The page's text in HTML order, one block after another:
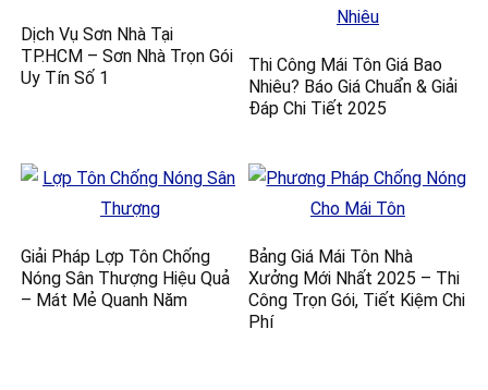
Dịch Vụ Sơn Nhà Tại
TP.HCM – Sơn Nhà Trọn Gói
Uy Tín Số 1
Thi Công Mái Tôn Giá Bao
Nhiêu? Báo Giá Chuẩn & Giải
Đáp Chi Tiết 2025
Giải Pháp Lợp Tôn Chống
Nóng Sân Thượng Hiệu Quả
– Mát Mẻ Quanh Năm
Bảng Giá Mái Tôn Nhà
Xưởng Mới Nhất 2025 – Thi
Công Trọn Gói, Tiết Kiệm Chi
Phí